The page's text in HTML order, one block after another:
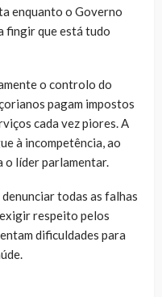
enquanto o Governo
fingir que está tudo
o controlo do
pagam impostos
cada vez piores. A
à incompetência, ao
o líder parlamentar.
todas as falhas
respeito pelos
dificuldades para